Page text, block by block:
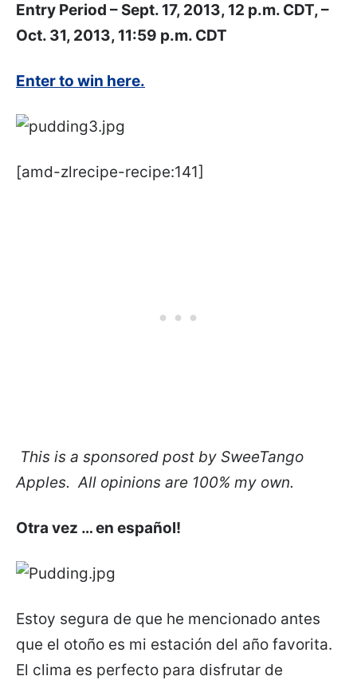
Entry Period – Sept. 17, 2013, 12 p.m. CDT, –
Oct. 31, 2013, 11:59 p.m. CDT
Enter to win here.
[amd-zlrecipe-recipe:141]
This is a sponsored post by SweeTango
Apples. All opinions are 100% my own.
Otra vez … en español!
Estoy segura de que he mencionado antes
que el otoño es mi estación del año favorita.
El clima es perfecto para disfrutar de